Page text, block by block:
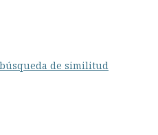
de similitud